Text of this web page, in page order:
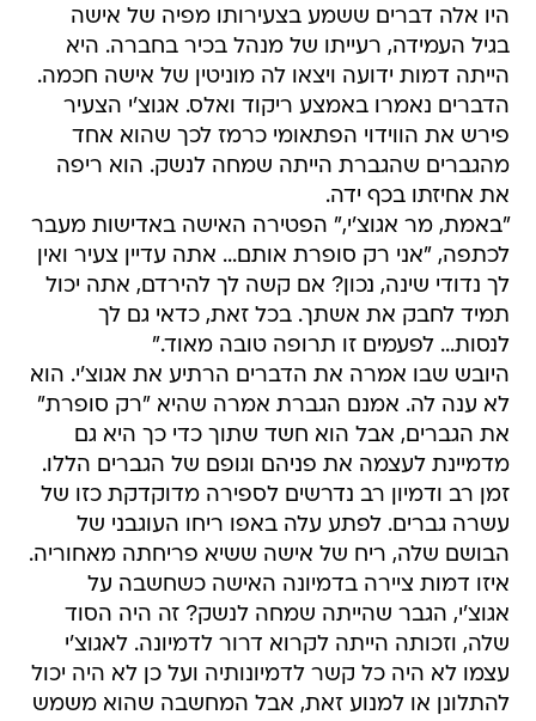
היו אלה דברים ששמע בצעירותו מפיה של אישה
בגיל העמידה, רעייתו של מנהל בכיר בחברה. היא
הייתה דמות ידועה ויצאו לה מוניטין של אישה חכמה.
הדברים נאמרו באמצע ריקוד ואלס. אגוצ'י הצעיר
פירש את הווידוי הפתאומי כרמז לכך שהוא אחד
מהגברים שהגברת הייתה שמחה לנשק. הוא ריפה
את אחיזתו בכף ידה.
"באמת, מר אגוצ'י," הפטירה האישה באדישות מעבר
לכתפה, "אני רק סופרת אותם... אתה עדיין צעיר ואין
לך נדודי שינה, נכון? אם קשה לך להירדם, אתה יכול
תמיד לחבק את אשתך. בכל זאת, כדאי גם לך
לנסות... לפעמים זו תרופה טובה מאוד."
היובש שבו אמרה את הדברים הרתיע את אגוצ'י. הוא
לא ענה לה. אמנם הגברת אמרה שהיא "רק סופרת"
את הגברים, אבל הוא חשד שתוך כדי כך היא גם
מדמיינת לעצמה את פניהם וגופם של הגברים הללו.
זמן רב ודמיון רב נדרשים לספירה מדוקדקת כזו של
עשרה גברים. לפתע עלה באפו ריחו העוגבני של
הבושם שלה, ריח של אישה ששיא פריחתה מאחוריה.
איזו דמות ציירה בדמיונה האישה כשחשבה על
אגוצ'י, הגבר שהייתה שמחה לנשק? זה היה הסוד
שלה, וזכותה הייתה לקרוא דרור לדמיונה. לאגוצ'י
עצמו לא היה כל קשר לדמיונותיה ועל כן לא היה יכול
להתלונן או למנוע זאת, אבל המחשבה שהוא משמש